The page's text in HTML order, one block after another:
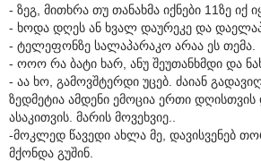
- ზეგ, მითხრა თუ თანახმა იქნები 11ზე იქ
- ხოდა დღეს ან ხვალ დაურეკე და
- ტელეფონზე სალაპარაკო არაა ეს თემა.
- ოოო რა ბატი ხარ, ანუ შეუთანხმდი და
- აა ხო, გამოვშტერდი უცებ. ძაიან
ზედმეტია ამდენი ემოცია ერთი დღისთვის
ასაკითვის. მარის მოვეხვიე..
-მოკლედ წავედი ახლა მე, დავისვენებ
მქონდა გუშინ.